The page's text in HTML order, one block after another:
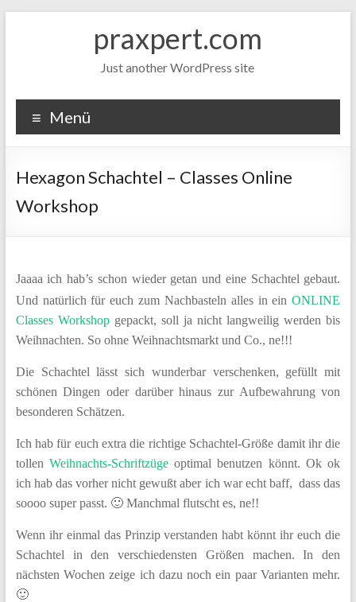
praxpert.com
Just another WordPress site
Menü
Hexagon Schachtel – Classes Online
Workshop
Jaaaa ich hab’s schon wieder getan und eine Schachtel gebaut.
Und natürlich für euch zum Nachbasteln alles in einONLINE
Classes Workshopgepackt, soll ja nicht langweilig werden bis
Weihnachten. So ohne Weihnachtsmarkt und Co., ne!!!
Die Schachtel lässt sich wunderbar verschenken, gefüllt mit
schönen Dingen oder darüber hinaus zur Aufbewahrung von
besonderen Schätzen.
Ich hab für euch extra die richtige Schachtel-Größe damit ihr die
tollen Weihnachts-Schriftzüge optimal benutzen könnt. Ok ok
ich hab das vorher nicht gewußt aber ich war echt baff, dass das
soooo super passt. 🙂 Manchmal flutscht es, ne!!
Wenn ihr einmal das Prinzip verstanden habt könnt ihr euch die
Schachtel in den verschiedensten Größen machen. In den
nächsten Wochen zeige ich dazu noch ein paar Varianten mehr.
🙂